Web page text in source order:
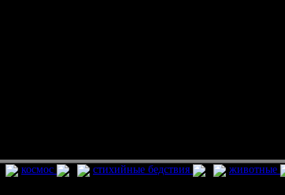
космос стихийные бедствия животные